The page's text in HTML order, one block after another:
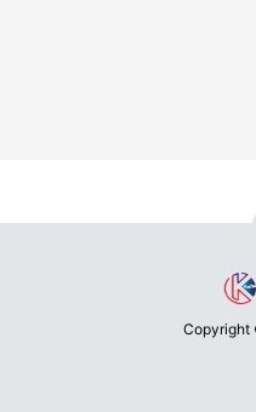
Copyright